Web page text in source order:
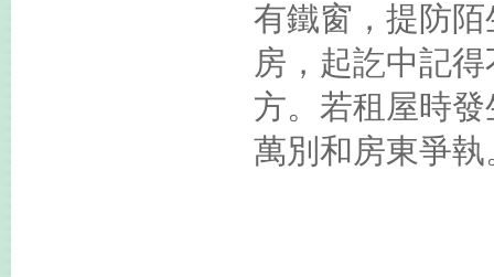
有鐵窗，提防
房，起訖中記
方。若租屋時
萬別和房東爭執